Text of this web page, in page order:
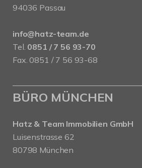
94036 Passau
info@hatz-team.de
Tel. 0851 / 7 56 93-70
Fax. 0851 / 7 56 93-68
BÜRO MÜNCHEN
Hatz & Team Immobilien GmbH
Luisenstrasse 62
80798 München